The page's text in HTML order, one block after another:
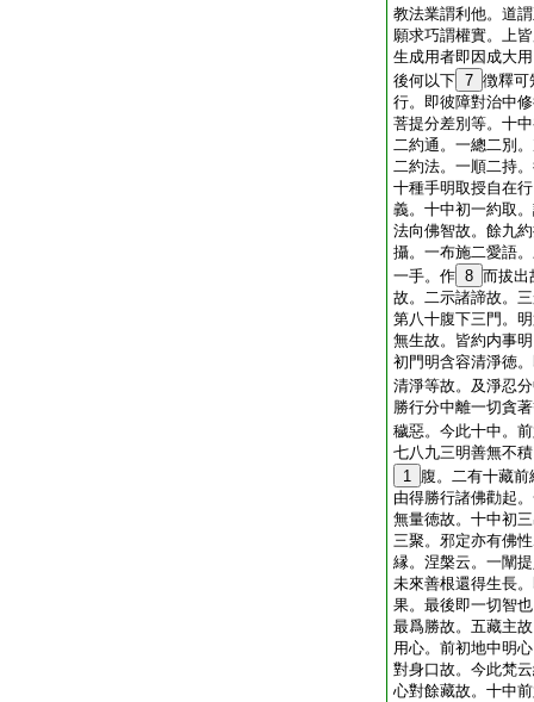
教法業謂利他。道
願求巧謂權實。上
生成用者即因成大
後何以下 7 徴釋可
行。即彼障對治中
菩提分差別等。十
二約通。一總二別
二約法。一順二持
十種手明取授自在
義。十中初一約取
法向佛智故。餘九
攝。一布施二愛語
一手。作 8 而拔出
故。二示諸諦故。
第八十腹下三門。
無生故。皆約内事
初門明含容清淨徳
清淨等故。及淨忍
勝行分中離一切貪
穢惡。今此十中。
七八九三明善無不
1 腹。二有十藏
由得勝行諸佛勸起
無量徳故。十中初
三聚。邪定亦有佛
縁。涅槃云。一闡
未來善根還得生長
果。最後即一切智
最爲勝故。五藏主
用心。前初地中明
對身口故。今此梵
心對餘藏故。十中